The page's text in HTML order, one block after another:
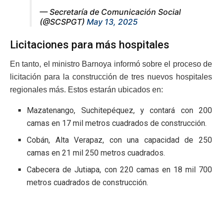
— Secretaría de Comunicación Social
(@SCSPGT) May 13, 2025
Licitaciones para más hospitales
En tanto, el ministro Barnoya informó sobre el proceso de
licitación para la construcción de tres nuevos hospitales
regionales más. Estos estarán ubicados en:
Mazatenango, Suchitepéquez, y contará con 200
camas en 17 mil metros cuadrados de construcción.
Cobán, Alta Verapaz, con una capacidad de 250
camas en 21 mil 250 metros cuadrados.
Cabecera de Jutiapa, con 220 camas en 18 mil 700
metros cuadrados de construcción.